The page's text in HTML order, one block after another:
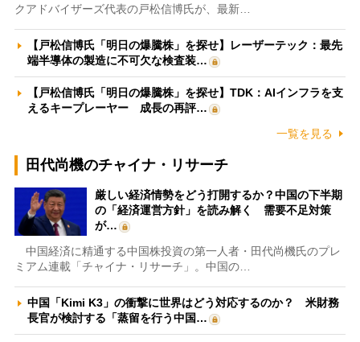
クアドバイザーズ代表の戸松信博氏が、最新…
【戸松信博氏「明日の爆騰株」を探せ】レーザーテック：最先
端半導体の製造に不可欠な検査装…
【戸松信博氏「明日の爆騰株」を探せ】TDK：AIインフラを支
えるキープレーヤー 成長の再評…
一覧を見る
田代尚機のチャイナ・リサーチ
厳しい経済情勢をどう打開するか？中国の下半期
の「経済運営方針」を読み解く 需要不足対策
が…
中国経済に精通する中国株投資の第一人者・田代尚機氏のプレ
ミアム連載「チャイナ・リサーチ」。中国の…
中国「Kimi K3」の衝撃に世界はどう対応するのか？ 米財務
長官が検討する「蒸留を行う中国…